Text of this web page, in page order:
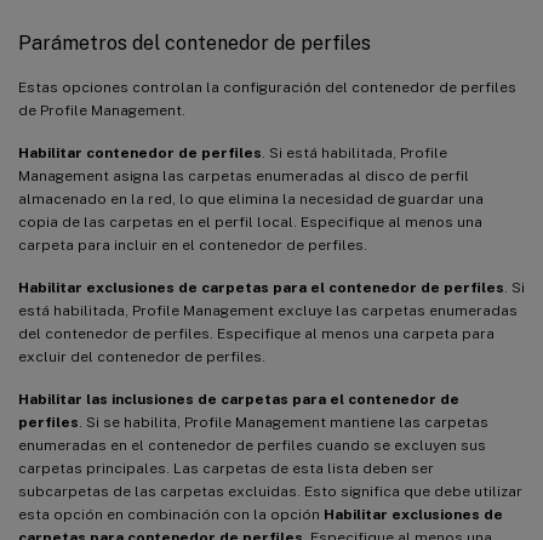
Parámetros del contenedor de perfiles
Estas opciones controlan la configuración del contenedor de perfiles
de Profile Management.
Habilitar contenedor de perfiles . Si está habilitada, Profile
Management asigna las carpetas enumeradas al disco de perfil
almacenado en la red, lo que elimina la necesidad de guardar una
copia de las carpetas en el perfil local. Especifique al menos una
carpeta para incluir en el contenedor de perfiles.
Habilitar exclusiones de carpetas para el contenedor de perfiles . Si
está habilitada, Profile Management excluye las carpetas enumeradas
del contenedor de perfiles. Especifique al menos una carpeta para
excluir del contenedor de perfiles.
Habilitar las inclusiones de carpetas para el contenedor de
perfiles . Si se habilita, Profile Management mantiene las carpetas
enumeradas en el contenedor de perfiles cuando se excluyen sus
carpetas principales. Las carpetas de esta lista deben ser
subcarpetas de las carpetas excluidas. Esto significa que debe utilizar
esta opción en combinación con la opción Habilitar exclusiones de